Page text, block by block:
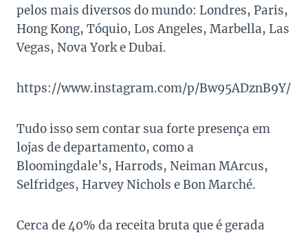
pelos mais diversos do mundo: Londres, Paris,
Hong Kong, Tóquio, Los Angeles, Marbella, Las
Vegas, Nova York e Dubai.
https://www.instagram.com/p/Bw95ADznB9Y/
Tudo isso sem contar sua forte presença em
lojas de departamento, como a
Bloomingdale’s, Harrods, Neiman MArcus,
Selfridges, Harvey Nichols e Bon Marché.
Cerca de 40% da receita bruta que é gerada